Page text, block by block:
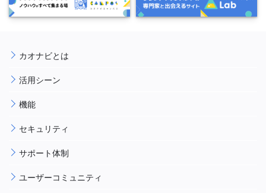
カオナビとは
活用シーン
機能
セキュリティ
サポート体制
ユーザーコミュニティ